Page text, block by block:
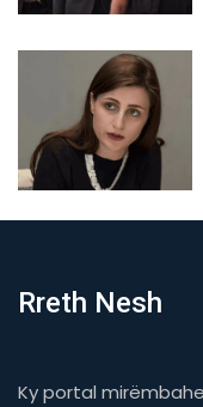
Rreth Nesh
Ky portal